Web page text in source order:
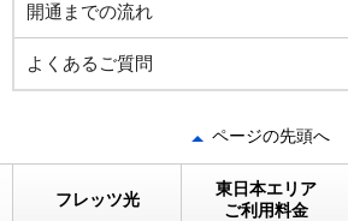
開通までの流れ
よくあるご質問
ページの先頭へ
フレッツ光
東日本エリア
ご利用料金